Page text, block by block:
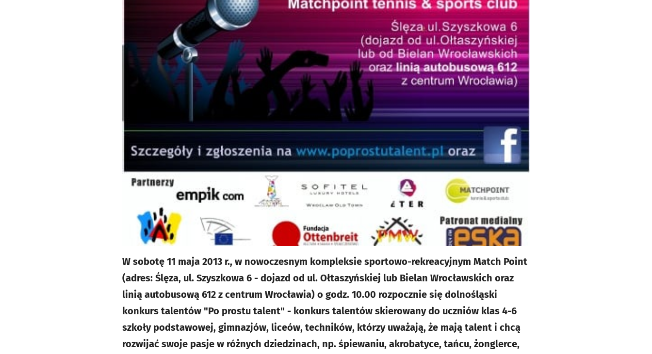
W sobotę 11 maja 2013 r., w nowoczesnym kompleksie sportowo-rekreacyjnym Match Point
(adres: Ślęza, ul. Szyszkowa 6 - dojazd od ul. Ołtaszyńskiej lub Bielan Wrocławskich oraz
linią autobusową 612 z centrum Wrocławia) o godz. 10.00 rozpocznie się dolnośląski
konkurs talentów "Po prostu talent" - konkurs talentów skierowany do uczniów klas 4-6
szkoły podstawowej, gimnazjów, liceów, techników, którzy uważają, że mają talent i chcą
rozwijać swoje pasje w różnych dziedzinach, np. śpiewaniu, akrobatyce, tańcu, żonglerce,